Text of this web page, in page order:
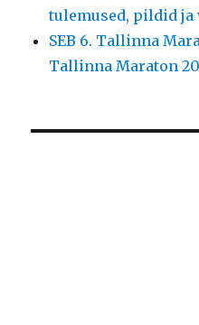
tulemused, pildid ja
SEB 6. Tallinna
Tallinna Maraton